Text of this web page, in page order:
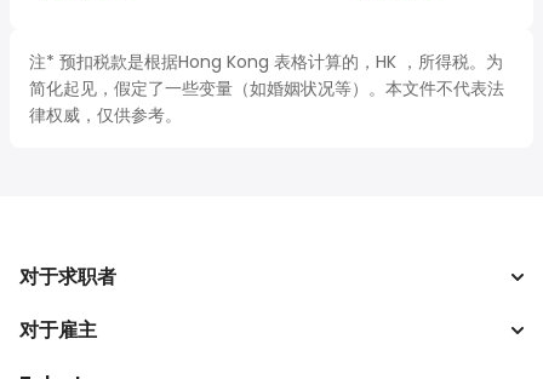
注* 预扣税款是根据Hong Kong 表格计算的，HK ，所得税。为
简化起见，假定了一些变量（如婚姻状况等）。本文件不代表法
律权威，仅供参考。
对于求职者
搜索工作
对于雇主